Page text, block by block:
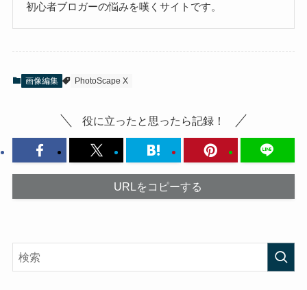
初心者ブロガーの悩みを嘆くサイトです。
画像編集 PhotoScape X
役に立ったと思ったら記録！
URLをコピーする